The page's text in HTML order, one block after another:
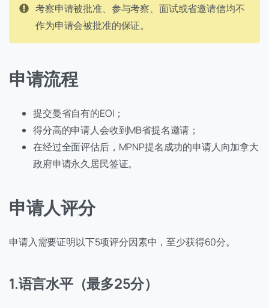
考察申请被批准、参与考察、面试或省邀请信均不
作为申请会被批准的保证。
申请流程
提交曼省自有的EOI；
得分高的申请人会收到MB省提名邀请；
在经过全面评估后，MPNP提名成功的申请人向加拿大
政府申请永久居民签证。
申请人评分
申请入需要证明以下5项评分因素中，至少获得60分。
1.语言水平（最多25分）